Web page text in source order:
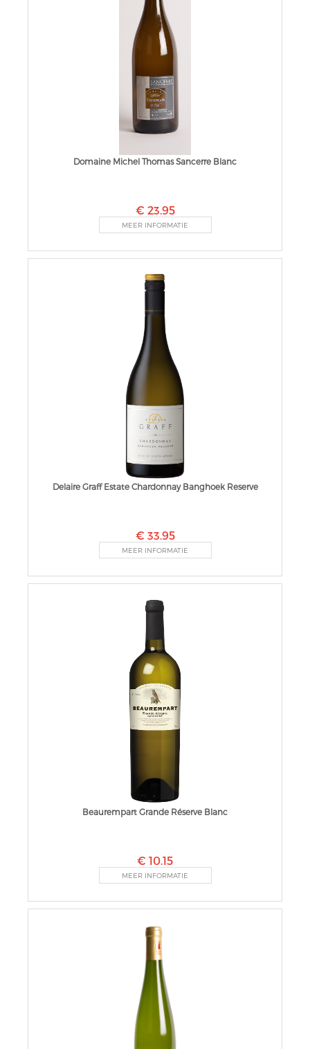
Domaine Michel Thomas Sancerre Blanc
€ 23.95
MEER INFORMATIE
Delaire Graff Estate Chardonnay Banghoek Reserve
€ 33.95
MEER INFORMATIE
Beaurempart Grande Réserve Blanc
€ 10.15
MEER INFORMATIE